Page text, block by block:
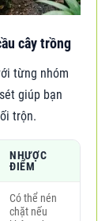
cây trồng
từng nhóm
giúp bạn
trộn.
NHƯỢC
ĐIỂM
Có thể nén
chặt nếu